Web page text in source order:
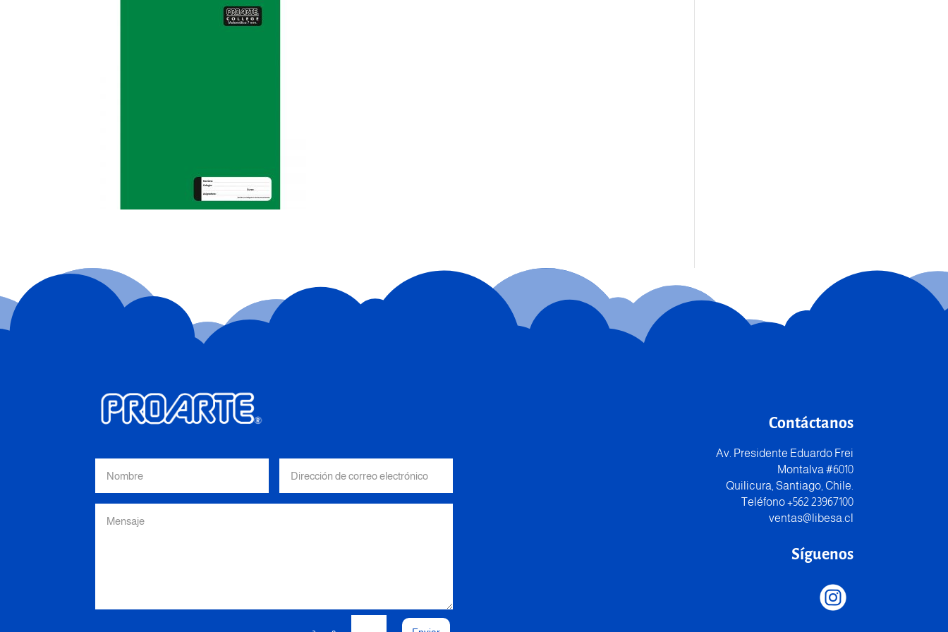
Contáctanos
Av. Presidente Eduardo Frei
Montalva #6010
Quilicura, Santiago, Chile.
Teléfono +562 23967100
ventas@libesa.cl
Síguenos